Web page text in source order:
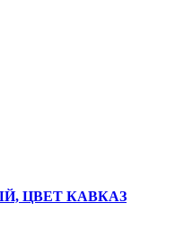
ЦВЕТ КАВКАЗ